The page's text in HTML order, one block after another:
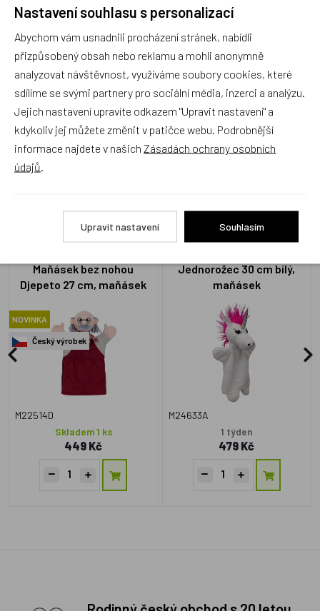
Recenze
Produkt zatím nemá žádné hodnocení,
produkt ohodnotí!
Přidat hodnocení
Alternativní zboží
Maňásek bez nohou
Djepeto 27 cm, maňásek
NOVINKA
Český výrobek
M22514D
Skladem 1 ks
449 Kč
Jednorožec 30 cm bílý,
maňásek
M24633A
1 týden
479 Kč
Nastavení souhlasu s personalizací
Abychom vám usnadnili procházení stránek, nabídli
přizpůsobený obsah nebo reklamu a mohli anonymně
analyzovat návštěvnost, využíváme soubory cookies, které
sdílíme se svými partnery pro sociální média, inzerci a analýzu.
Jejich nastavení upravíte odkazem "Upravit nastavení" a
kdykoliv jej můžete změnit v patičce webu. Podrobnější
informace najdete v našich Zásadách ochrany osobních
údajů
Upravit nastavení Souhlasím